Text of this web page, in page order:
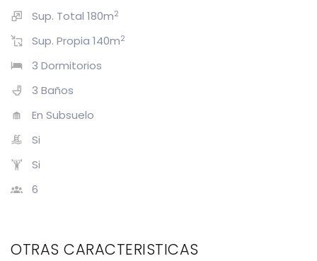
Sup. Total 180m2
Sup. Propia 140m2
3 Dormitorios
3 Baños
En Subsuelo
Si
Si
6
OTRAS CARACTERISTICAS